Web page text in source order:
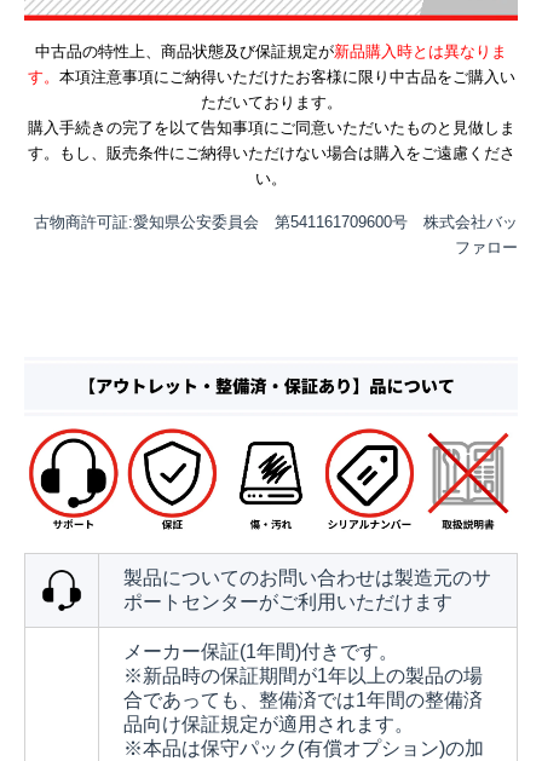
中古品の特性上、商品状態及び保証規定が新品購入時とは異なりま
す。 本項注意事項にご納得いただけたお客様に限り中古品をご購入い
ただいております。
購入手続きの完了を以て告知事項にご同意いただいたものと見做しま
す。もし、販売条件にご納得いただけない場合は購入をご遠慮くださ
い。
古物商許可証:愛知県公安委員会 第541161709600号 株式会社バッ
ファロー
製品についてのお問い合わせは製造元のサ
ポートセンターがご利用いただけます
メーカー保証(1年間)付きです。
※新品時の保証期間が1年以上の製品の場
合であっても、整備済では1年間の整備済
品向け保証規定が適用されます。
※本品は保守パック(有償オプション)の加